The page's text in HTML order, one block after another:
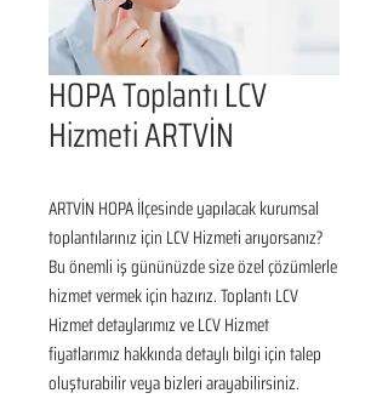
HOPA Toplantı LCV
Hizmeti ARTVİN
ARTVİN HOPA İlçesinde yapılacak kurumsal
toplantılarınız için LCV Hizmeti arıyorsanız?
Bu önemli iş gününüzde size özel çözümlerle
hizmet vermek için hazırız. Toplantı LCV
Hizmet detaylarımız ve LCV Hizmet
fiyatlarımız hakkında detaylı bilgi için talep
oluşturabilir veya bizleri arayabilirsiniz.